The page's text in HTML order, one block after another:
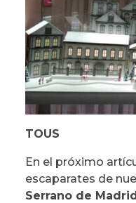
TOUS
En el próximo
escaparates de
Serrano de